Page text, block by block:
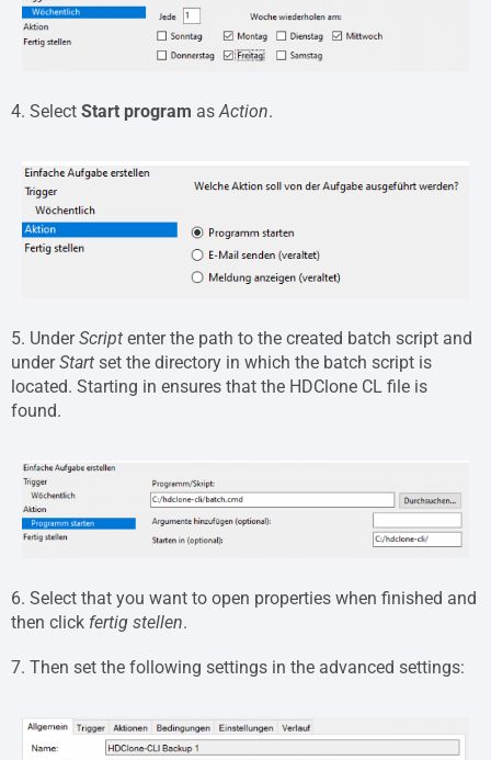
4. Select Start program as Action.
5. UnderScript enter the path to the created batch script and
underStart set the directory in which the batch script is
located. Starting in ensures that the HDClone CL file is
found.
6. Select that you want to open properties when finished and
then click fertig stellen.
7. Then set the following settings in the advanced settings: